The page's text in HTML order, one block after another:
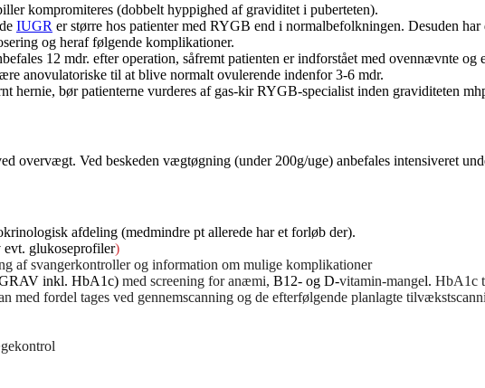
kompromiteres (dobbelt hyppighed af graviditet i puberteten).
IUGR er større hos patienter med RYGB end i normalbefolkningen. Desuden
og heraf følgende komplikationer.
12 mdr. efter operation, såfremt patienten er indforstået med ovennævnte
anovulatoriske til at blive normalt ovulerende indenfor 3-6 mdr.
hernie, bør patienterne vurderes af gas-kir RYGB-specialist inden graviditeten
overvægt. Ved beskeden vægtøgning (under 200g/uge) anbefales intensiveret
afdeling (medmindre pt allerede har et forløb der).
evt. glukoseprofiler)
af svangerkontroller og information om mulige komplikationer
inkl. HbA1c) med screening for anæmi, B12- og D-vitamin-mangel. HbA1c
med fordel tages ved gennemscanning og de efterfølgende planlagte